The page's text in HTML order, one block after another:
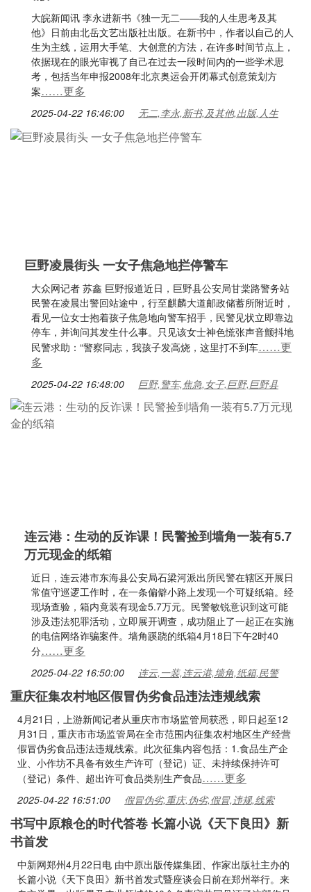
大皖新闻讯 李永进新书《独一无二——我的人生思考及其
他》日前由北岳文艺出版社出版。在新书中，作者以自己的人
生为主线，运用大手笔、大创意的方法，在许多时间节点上，
依据现在的眼光审视了自己在过去一段时间内的一些学术思
考，包括当年申报2008年北京奥运会开闭幕式创意策划方
案……更多
2025-04-22 16:46:00 无二,李永,新书,及其他,出版,人生
巨野凌晨街头 一女子焦急地拦停警车
大众网记者 苏鑫 巨野报道近日，巨野县公安局甘棠路警务站
民警在凌晨出警回站途中，行至麒麟大道邮政储蓄所附近时，
看见一位女士抱着孩子焦急地向警车招手，民警见状立即靠边
停车，并询问其发生什么事。只见该女士神色慌张声音颤抖地
民警求助：“警察同志，我孩子发高烧，这里打不到车……更
多
2025-04-22 16:48:00 巨野,警车,焦急,女子,巨野,巨野县
连云港：生动的反诈课！民警捡到墙角一装有5.7
万元现金的纸箱
近日，连云港市东海县公安局石梁河派出所民警在辖区开展日
常值守巡逻工作时，在一条偏僻小路上发现一个可疑纸箱。经
现场查验，箱内竟装有现金5.7万元。民警敏锐意识到这可能
涉及违法犯罪活动，立即展开调查，成功阻止了一起正在实施
的电信网络诈骗案件。墙角蹊跷的纸箱4月18日下午2时40
分……更多
2025-04-22 16:50:00 连云,一装,连云港,墙角,纸箱,民警
重庆征集农村地区假冒伪劣食品违法违规线索
4月21日，上游新闻记者从重庆市市场监管局获悉，即日起至12
月31日，重庆市市场监管局在全市范围内征集农村地区生产经营
假冒伪劣食品违法违规线索。此次征集内容包括：1.食品生产企
业、小作坊不具备有效生产许可（登记）证、未持续保持许可
（登记）条件、超出许可食品类别生产食品……更多
2025-04-22 16:51:00 假冒伪劣,重庆,伪劣,假冒,违规,线索
书写中原粮仓的时代答卷 长篇小说《天下良田》新
书首发
中新网郑州4月22日电 由中原出版传媒集团、作家出版社主办的
长篇小说《天下良田》新书首发式暨座谈会日前在郑州举行。来